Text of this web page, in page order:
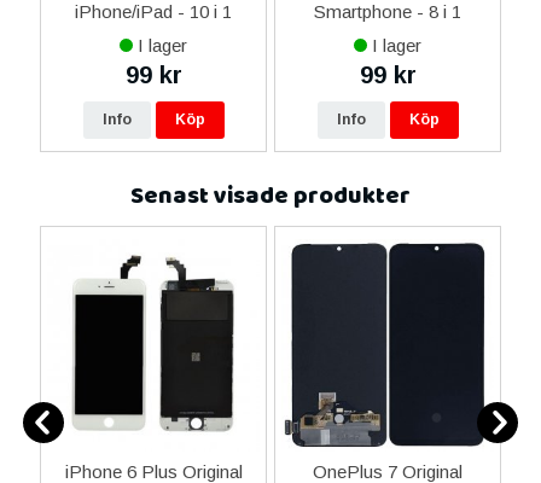
iPhone/iPad - 10 i 1
I lager
99 kr
Info Köp
Smartphone - 8 i 1
I lager
99 kr
Info Köp
Senast visade produkter
iPhone 6 Plus Original
OnePlus 7 Original